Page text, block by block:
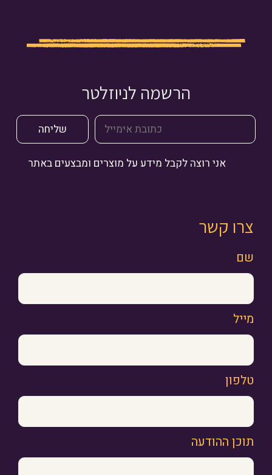
הרשמה לניוזלטר
אני רוצה לקבל מידע על מוצרים ומבצעים באתר
צרו קשר
שם
מייל
טלפון
תוכן ההודעה